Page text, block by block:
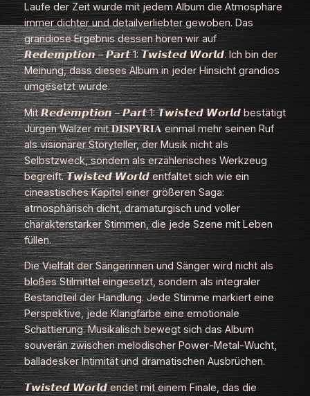
Laufe der Zeit wurde mit jedem Album die Atmosphäre
immer dichter und detailverliebter gewoben. Das
grandiose Ergebnis dessen hören wir auf
𝙍𝙚𝙙𝙚𝙢𝙥𝙩𝙞𝙤𝙣 – 𝙋𝙖𝙧𝙩 1: 𝙏𝙬𝙞𝙨𝙩𝙚𝙙 𝙒𝙤𝙧𝙡𝙙. Ich bin der
Meinung, dass dieses Album in jeder Hinsicht grandios
umgesetzt wurde.
Mit 𝙍𝙚𝙙𝙚𝙢𝙥𝙩𝙞𝙤𝙣 – 𝙋𝙖𝙧𝙩 1: 𝙏𝙬𝙞𝙨𝙩𝙚𝙙 𝙒𝙤𝙧𝙡𝙙 bestätigt
Jürgen Walzer mit 𝐃𝐈𝐒𝐏𝐘𝐑𝐈𝐀 einmal mehr seinen Ruf
als visionärer Storyteller, der Musik nicht als
Selbstzweck, sondern als erzählerisches Werkzeug
begreift. 𝙏𝙬𝙞𝙨𝙩𝙚𝙙 𝙒𝙤𝙧𝙡𝙙 entfaltet sich wie ein
cineastisches Kapitel einer größeren Saga:
atmosphärisch dicht, dramaturgisch und voller
charakterstarker Stimmen, die jede Szene mit Leben
füllen.
Die Vielfalt der Sängerinnen und Sänger wird nicht als
bloßes Stilmittel eingesetzt, sondern als integraler
Bestandteil der Handlung. Jede Stimme markiert eine
Perspektive, jede Klangfarbe eine emotionale
Schattierung. Musikalisch bewegt sich das Album
souverän zwischen melodischer Power‑Metal‑Wucht,
balladesker Intimität und dramatischen Ausbrüchen.
𝙏𝙬𝙞𝙨𝙩𝙚𝙙 𝙒𝙤𝙧𝙡𝙙 endet mit einem Finale, das die